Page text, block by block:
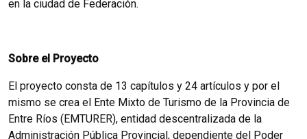
en la ciudad de Federación.
Sobre el Proyecto
El proyecto consta de 13 capítulos y 24 artículos y por el
mismo se crea el Ente Mixto de Turismo de la Provincia de
Entre Ríos (EMTURER), entidad descentralizada de la
Administración Pública Provincial, dependiente del Poder